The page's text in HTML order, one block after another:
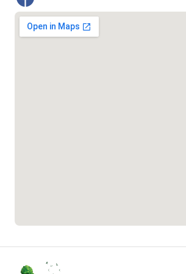
০১৯০৮৮৮৮৮৮৮
১৬১৭১
বাংলাদেশ মুক্তিযোদ্ধা কল্যাণ ট্রাস্ট